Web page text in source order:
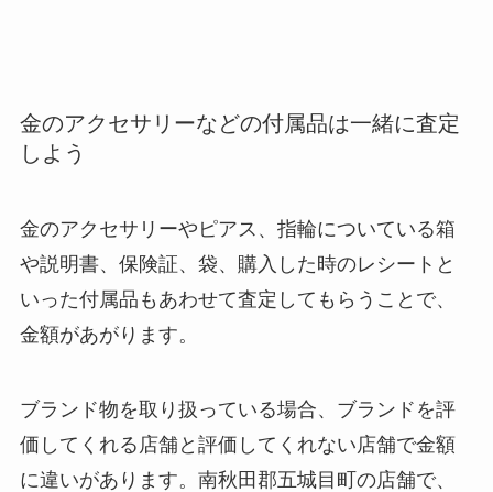
金のアクセサリーなどの付属品は一緒に査定
しよう
金のアクセサリーやピアス、指輪についている箱
や説明書、保険証、袋、購入した時のレシートと
いった付属品もあわせて査定してもらうことで、
金額があがります。
ブランド物を取り扱っている場合、ブランドを評
価してくれる店舗と評価してくれない店舗で金額
に違いがあります。南秋田郡五城目町の店舗で、